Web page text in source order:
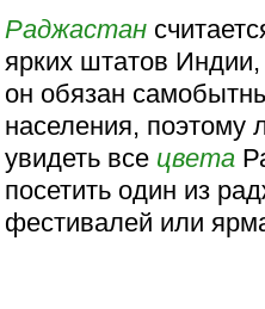
Раджастан
ярких штатов
он обязан
населения, поэтому
увидеть все цвета
посетить один из
фестивалей или